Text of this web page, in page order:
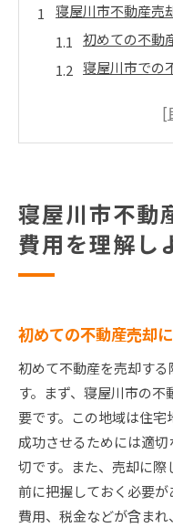
寝屋川市不動産売
初めての不動
寝屋川市での
寝屋川市にお
成功する寝屋川市
ップ
売却計画の立
効果的な宣伝
交渉を成功さ
契約締結まで
寝屋川市不動産売
地域の市場動
競合物件との
賢いタイミン
寝屋川市不動
費用を理解し
初めての不動産売却
初めて不動産を売却す
す。まず、寝屋川市の
要です。この地域は住
成功させるためには適
切です。また、売却に
前に把握しておく必要
費用、税金などが含ま